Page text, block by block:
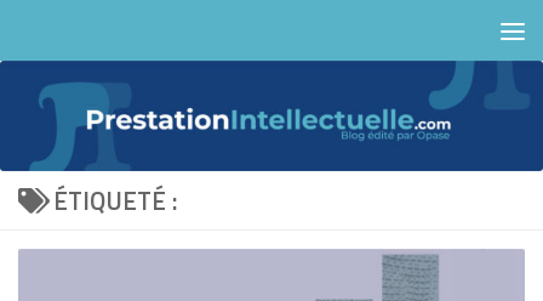
ÉTIQUETÉ :